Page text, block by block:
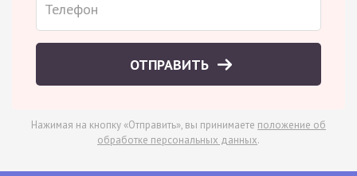
ОТПРАВИТЬ
Нажимая на кнопку «Отправить», вы принимаете положение об
обработке персональных данных.